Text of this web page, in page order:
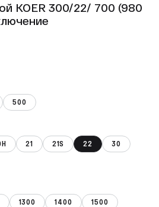
500
21 21S 22
30
1300 1400
1500